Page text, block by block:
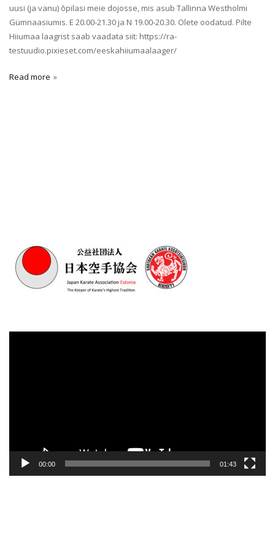
uusi (ja vanu) õpilasi meie dojosse, mis asub Tallinna Westholmi
Gümnaasiumis. E 20.00-21.30 ja N 19.00-20.30. Olete oodatud. Pilte
Hiiumaa laagrist saab vaadata siit: https://ra-
testuudio.pixieset.com/eeskahiiumaalaager/
Read more
00:00 01:43